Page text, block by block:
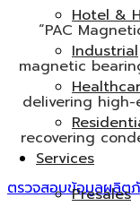
Hotel &
Industrial
Services
Presales
“PAC
magnetic
delivering
recovering
ตรวจสอบข้อมูลผลิต